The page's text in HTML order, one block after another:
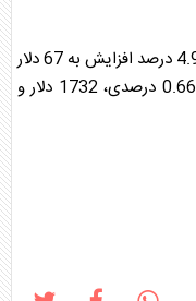
در میان سایر فلزات گرانبها، قیمت نقره با 4.90 درصد افزایش به 67 دلار
و 14 سنت رسید و پلاتین با یک افزایش 0.66 درصدی، 1732 دلار و